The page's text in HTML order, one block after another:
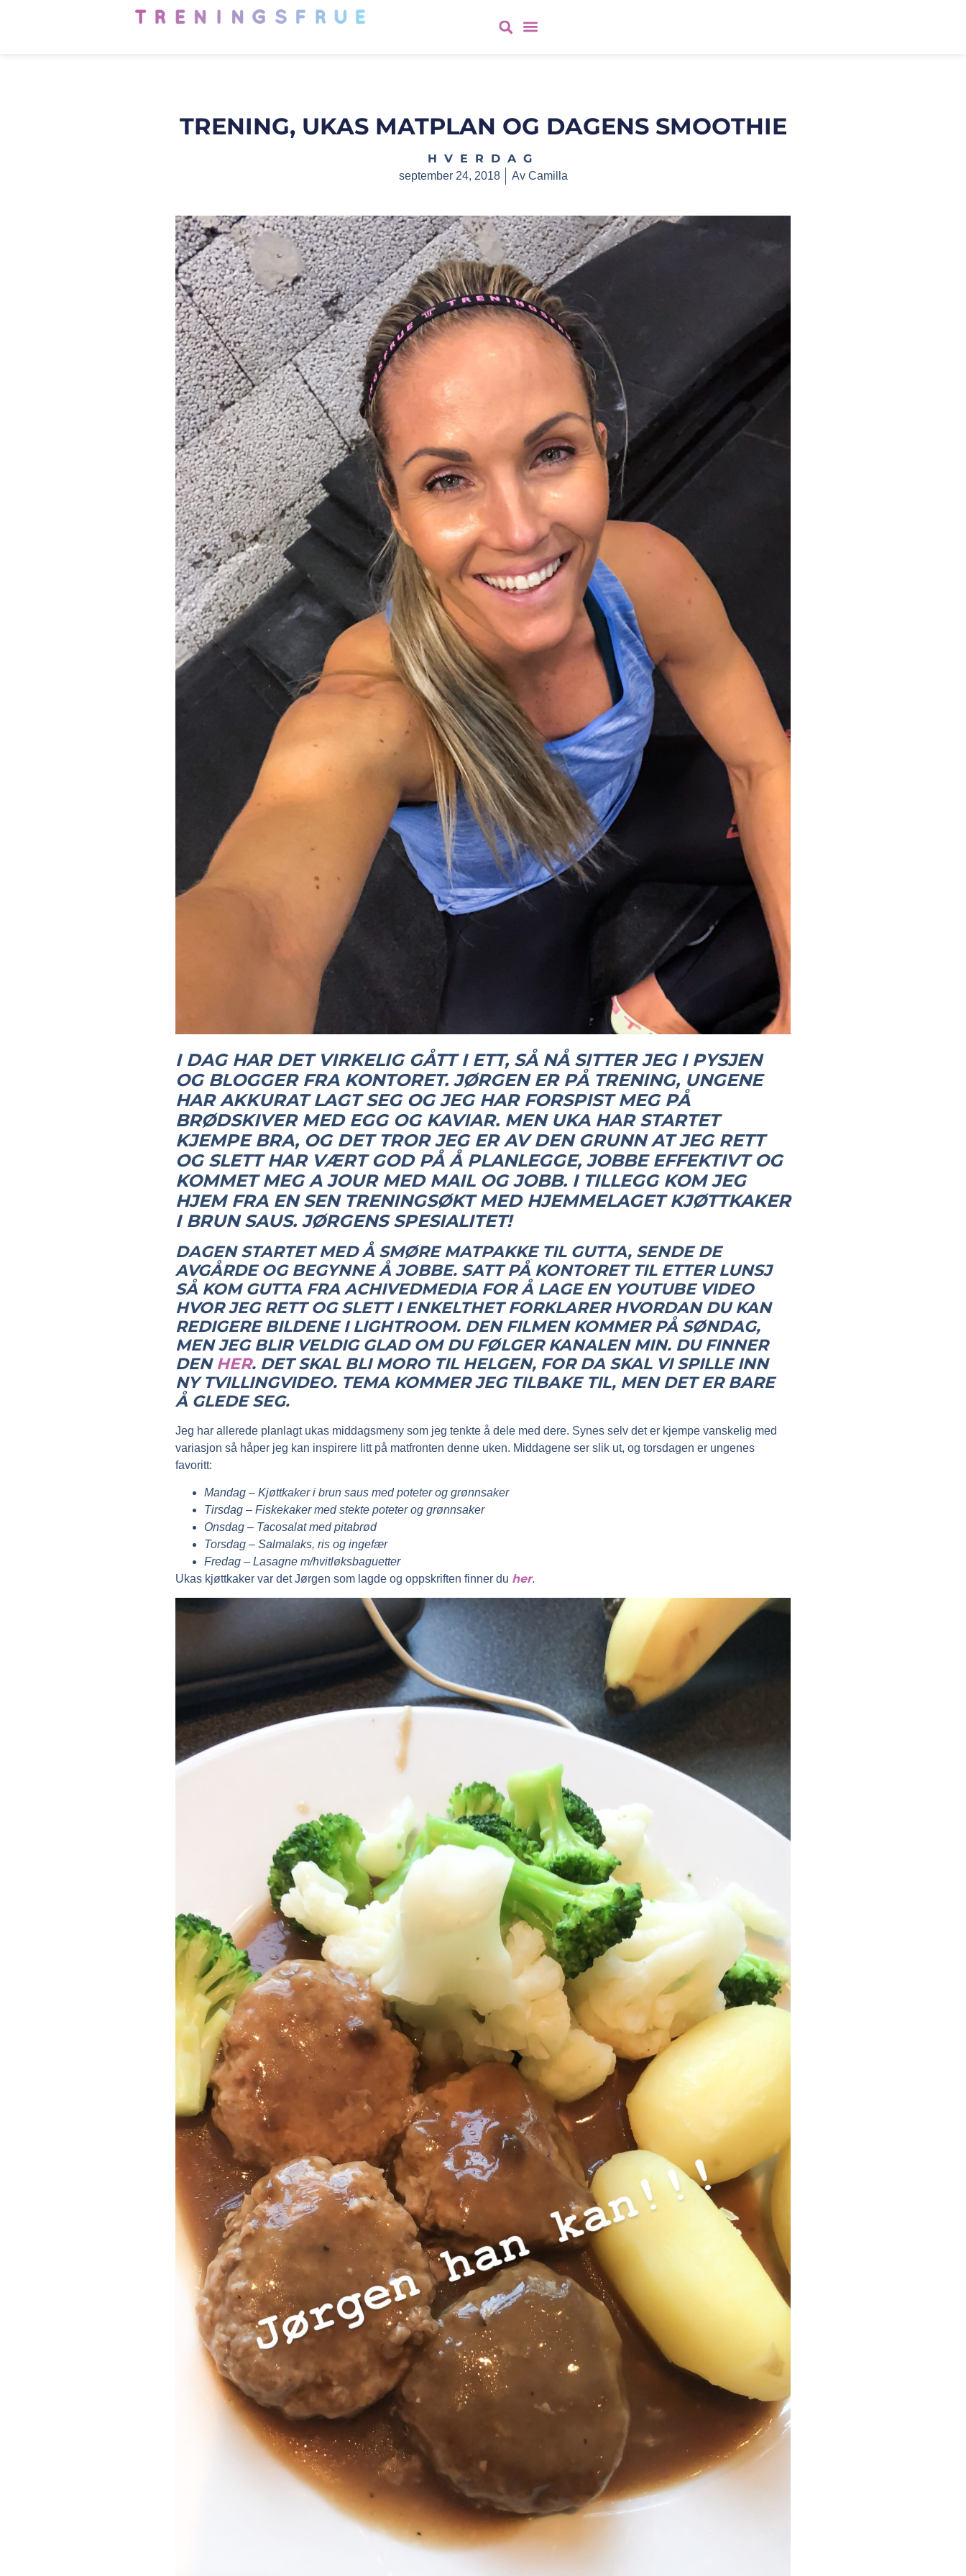
TRENING, UKAS MATPLAN OG DAGENS SMOOTHIE
HVERDAG
september 24, 2018 AvCamilla
I DAG HAR DET VIRKELIG GÅTT I ETT, SÅ NÅ SITTER JEG I PYSJEN
OG BLOGGER FRA KONTORET. JØRGEN ER PÅ TRENING, UNGENE
HAR AKKURAT LAGT SEG OG JEG HAR FORSPIST MEG PÅ
BRØDSKIVER MED EGG OG KAVIAR. MEN UKA HAR STARTET
KJEMPE BRA, OG DET TROR JEG ER AV DEN GRUNN AT JEG RETT
OG SLETT HAR VÆRT GOD PÅ Å PLANLEGGE, JOBBE EFFEKTIVT OG
KOMMET MEG A JOUR MED MAIL OG JOBB. I TILLEGG KOM JEG
HJEM FRA EN SEN TRENINGSØKT MED HJEMMELAGET KJØTTKAKER
I BRUN SAUS. JØRGENS SPESIALITET!
DAGEN STARTET MED Å SMØRE MATPAKKE TIL GUTTA, SENDE DE
AVGÅRDE OG BEGYNNE Å JOBBE. SATT PÅ KONTORET TIL ETTER LUNSJ
SÅ KOM GUTTA FRA ACHIVEDMEDIA FOR Å LAGE EN YOUTUBE VIDEO
HVOR JEG RETT OG SLETT I ENKELTHET FORKLARER HVORDAN DU KAN
REDIGERE BILDENE I LIGHTROOM. DEN FILMEN KOMMER PÅ SØNDAG,
MEN JEG BLIR VELDIG GLAD OM DU FØLGER KANALEN MIN. DU FINNER
DEN HER. DET SKAL BLI MORO TIL HELGEN, FOR DA SKAL VI SPILLE INN
NY TVILLINGVIDEO. TEMA KOMMER JEG TILBAKE TIL, MEN DET ER BARE
Å GLEDE SEG.
Jeg har allerede planlagt ukas middagsmeny som jeg tenkte å dele med dere. Synes selv det er kjempe vanskelig med
variasjon så håper jeg kan inspirere litt på matfronten denne uken. Middagene ser slik ut, og torsdagen er ungenes
favoritt:
Mandag – Kjøttkaker i brun saus med poteter og grønnsaker
Tirsdag – Fiskekaker med stekte poteter og grønnsaker
Onsdag – Tacosalat med pitabrød
Torsdag – Salmalaks, ris og ingefær
Fredag – Lasagne m/hvitløksbaguetter
Ukas kjøttkaker var det Jørgen som lagde og oppskriften finner du her.